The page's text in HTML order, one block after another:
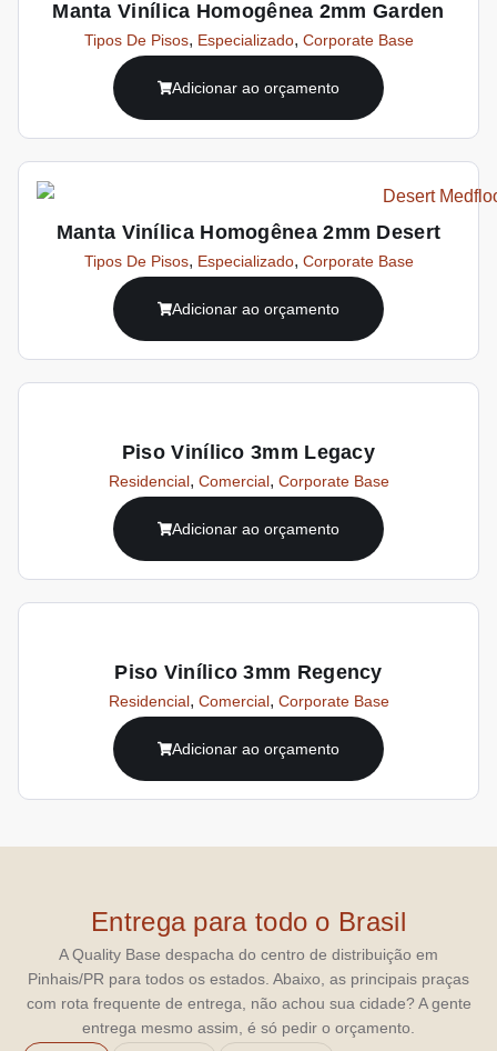
Manta Vinílica Homogênea 2mm Garden
Tipos De Pisos, Especializado, Corporate Base
Adicionar ao orçamento
Manta Vinílica Homogênea 2mm Desert
Tipos De Pisos, Especializado, Corporate Base
Adicionar ao orçamento
Piso Vinílico 3mm Legacy
Residencial, Comercial, Corporate Base
Adicionar ao orçamento
Piso Vinílico 3mm Regency
Residencial, Comercial, Corporate Base
Adicionar ao orçamento
Entrega para todo o Brasil
A Quality Base despacha do centro de distribuição em
Pinhais/PR para todos os estados. Abaixo, as principais praças
com rota frequente de entrega, não achou sua cidade? A gente
entrega mesmo assim, é só pedir o orçamento.